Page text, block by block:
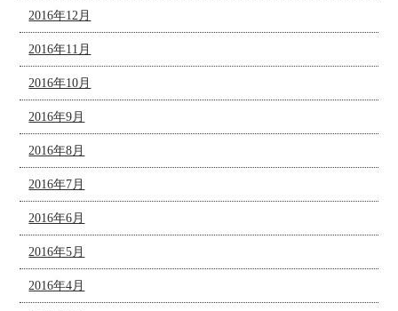
2016年12月
2016年11月
2016年10月
2016年9月
2016年8月
2016年7月
2016年6月
2016年5月
2016年4月